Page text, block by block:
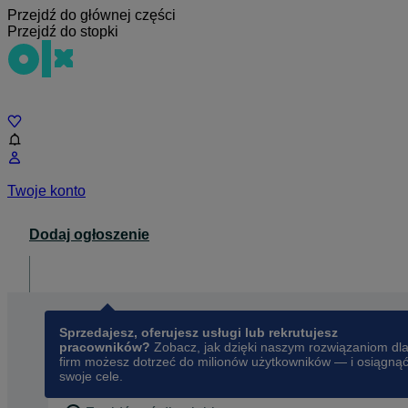
Przejdź do głównej części
Przejdź do stopki
Twoje konto
Dodaj ogłoszenie
Sprzedajesz, oferujesz usługi lub rekrutujesz
pracowników? Zobacz, jak dzięki naszym rozwiązaniom dla
firm możesz dotrzeć do milionów użytkowników — i osiągnąć
swoje cele.